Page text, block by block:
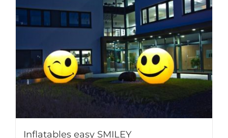
Inflatables easy SMILEY